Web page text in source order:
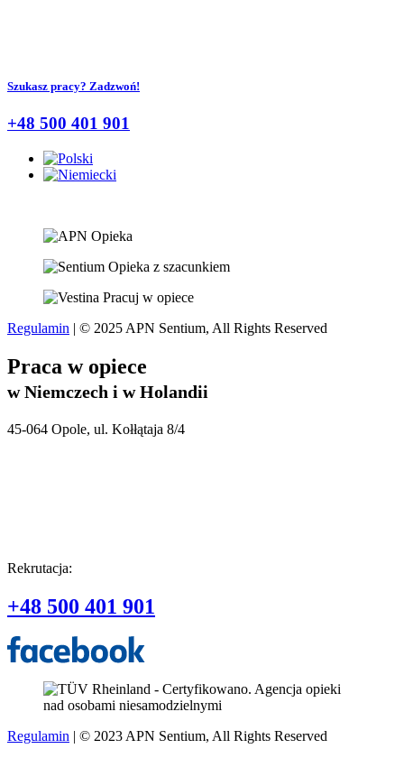
Szukasz pracy? Zadzwoń!
+48 500 401 901
Regulamin | © 2025 APN Sentium, All Rights Reserved
Praca w opiece
w Niemczech i w Holandii
45-064 Opole, ul. Kołłątaja 8/4
Rekrutacja:
+48 500 401 901
Regulamin | © 2023 APN Sentium, All Rights Reserved